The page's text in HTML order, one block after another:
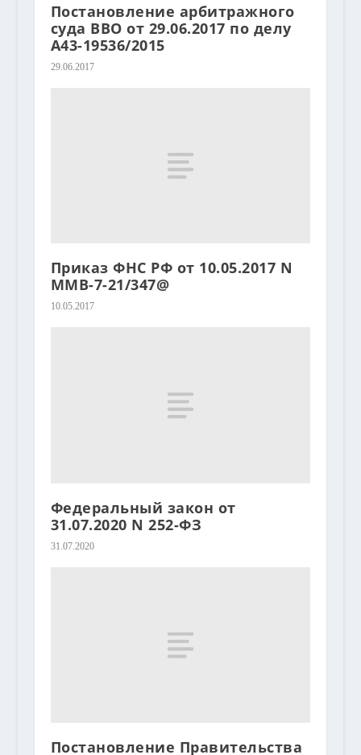
Постановление арбитражного
суда ВВО от 29.06.2017 по делу
А43-19536/2015
29.06.2017
Приказ ФНС РФ от 10.05.2017 N
ММВ-7-21/347@
10.05.2017
Федеральный закон от
31.07.2020 N 252-ФЗ
31.07.2020
Постановление Правительства